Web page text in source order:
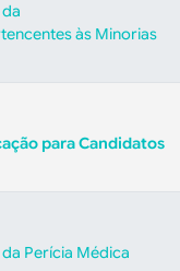
às Minorias
para Candidatos
Perícia Médica